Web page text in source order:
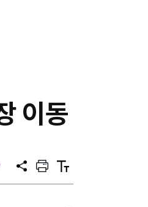
이동
공
프
트
텍
트